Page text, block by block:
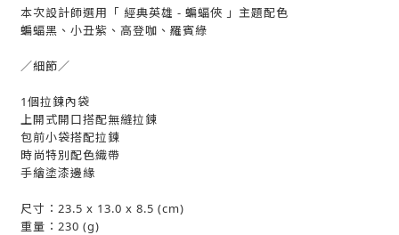
本次設計師選用「 經典英雄 - 蝙蝠俠 」主題配色
蝙蝠黑、小丑紫、高登咖、羅賓綠
／細節／
1個拉鍊內袋
上開式開口搭配無縫拉鍊
包前小袋搭配拉鍊
時尚特別配色織帶
手繪塗漆邊緣
尺寸：23.5 x 13.0 x 8.5 (cm)
重量：230 (g)